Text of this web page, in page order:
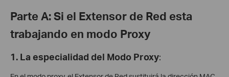
Parte A:Si el Extensor de Red esta
trabajando en modo Proxy
1. La especialidad del Modo Proxy: